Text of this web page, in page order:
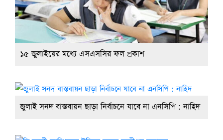
১৫ জুলাইয়ের মধ্যে এসএসসির ফল প্রকাশ
জুলাই সনদ বাস্তবায়ন ছাড়া নির্বাচনে যাবে না এনসিপি : নাহিদ